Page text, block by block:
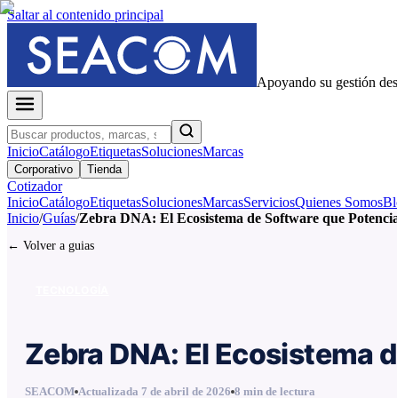
Saltar al contenido principal
Apoyando su gestión
InicioCatálogoEtiquetasSolucionesMarcas
Corporativo Tienda
Cotizador
InicioCatálogoEtiquetasSolucionesMarcasServiciosQuienes Somos
Inicio/Guías/Zebra DNA: El Ecosistema de Software que
← Volver a guias
Zebra DNA: El Ecosistema
SEACOM Actualizada 7 de abril de 2026 8 min de lectura